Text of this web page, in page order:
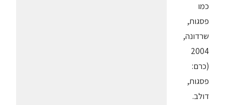
כמו
פסגות,
שרדונה,
2004
(כרם:
פסגות,
דולב.